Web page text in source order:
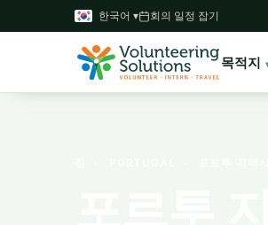
한국어 ▾ 회의 일정 잡기
목적지